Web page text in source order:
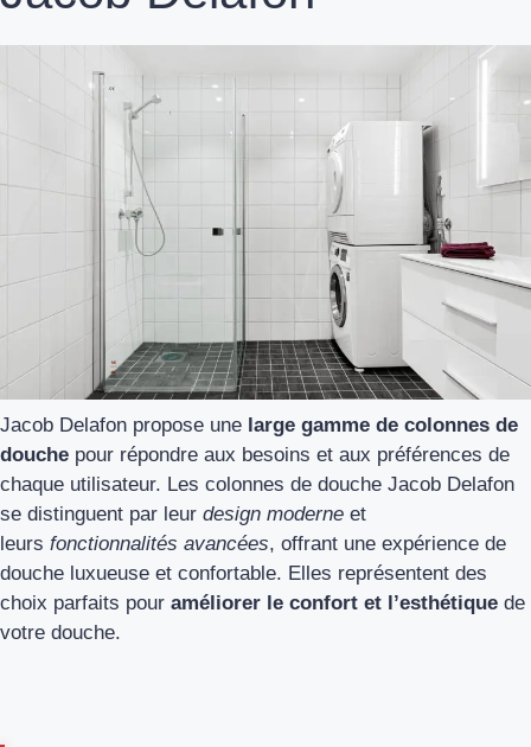
Jacob Delafon propose une large gamme de colonnes de
douche pour répondre aux besoins et aux préférences de
chaque utilisateur. Les colonnes de douche Jacob Delafon
se distinguent par leur design moderne et
leurs fonctionnalités avancées, offrant une expérience de
douche luxueuse et confortable. Elles représentent des
choix parfaits pour améliorer le confort et l’esthétique de
votre douche.